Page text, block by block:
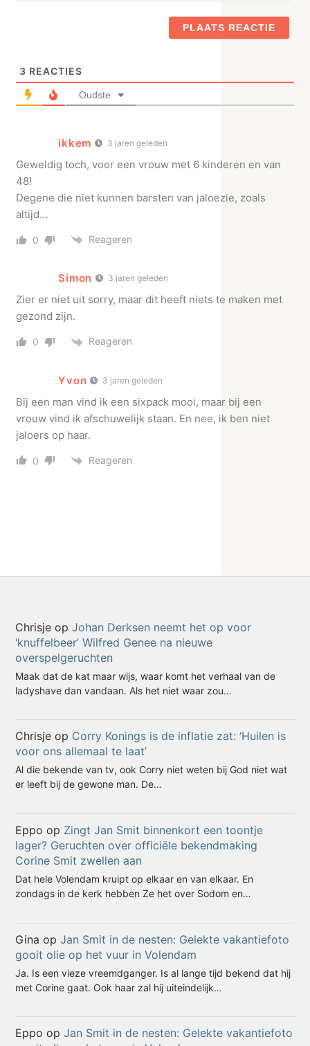
3 REACTIES
Oudste
ikkem 3 jaren geleden
Geweldig toch, voor een vrouw met 6 kinderen en van
48!
Degene die niet kunnen barsten van jaloezie, zoals
altijd…
0 Reageren
Simon 3 jaren geleden
Zier er niet uit sorry, maar dit heeft niets te maken met
gezond zijn.
0 Reageren
Yvon 3 jaren geleden
Bij een man vind ik een sixpack mooi, maar bij een
vrouw vind ik afschuwelijk staan. En nee, ik ben niet
jaloers op haar.
0 Reageren
Chrisje opJohan Derksen neemt het op voor
‘knuffelbeer’ Wilfred Genee na nieuwe
overspelgeruchten
Maak dat de kat maar wijs, waar komt het verhaal van de
ladyshave dan vandaan. Als het niet waar zou…
Chrisje op Corry Konings is de inflatie zat: ‘Huilen is
voor ons allemaal te laat’
Al die bekende van tv, ook Corry niet weten bij God niet wat
er leeft bij de gewone man. De…
Eppo op Zingt Jan Smit binnenkort een toontje
lager? Geruchten over officiële bekendmaking
Corine Smit zwellen aan
Dat hele Volendam kruipt op elkaar en van elkaar. En
zondags in de kerk hebben Ze het over Sodom en…
Gina opJan Smit in de nesten: Gelekte vakantiefoto
gooit olie op het vuur in Volendam
Ja. Is een vieze vreemdganger. Is al lange tijd bekend dat hij
met Corine gaat. Ook haar zal hij uiteindelijk…
Eppo opJan Smit in de nesten: Gelekte vakantiefoto